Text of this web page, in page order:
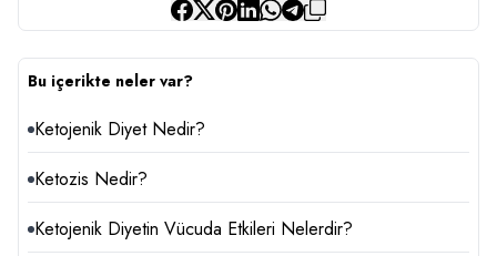
Bu içerikte neler var?
Ketojenik Diyet Nedir?
Ketozis Nedir?
Ketojenik Diyetin Vücuda Etkileri Nelerdir?